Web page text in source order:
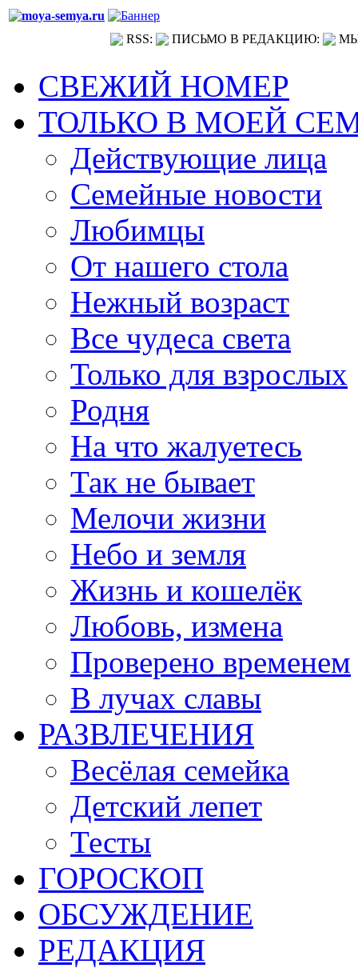
RSS: ПИСЬМО В РЕДАКЦИЮ:
СВЕЖИЙ НОМЕР
ТОЛЬКО В МОЕЙ
Действующие лица
Семейные новости
Любимцы
От нашего стола
Нежный возраст
Все чудеса света
Только для взрослых
Родня
На что жалуетесь
Так не бывает
Мелочи жизни
Небо и земля
Жизнь и кошелёк
Любовь, измена
Проверено временем
В лучах славы
РАЗВЛЕЧЕНИЯ
Весёлая семейка
Детский лепет
Тесты
ГОРОСКОП
ОБСУЖДЕНИЕ
РЕДАКЦИЯ